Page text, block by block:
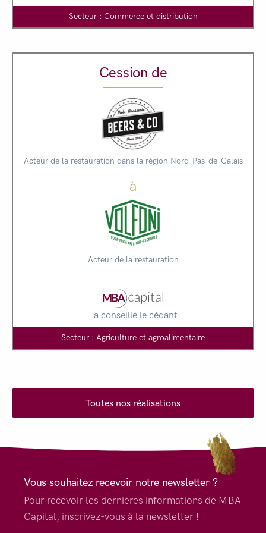
Secteur : Commerce et distribution
Cession de
Acteur de la restauration dans la région Nord-Pas-de-Calais
à
Acteur de la restauration
a conseillé le cédant
Secteur : Agriculture et agroalimentaire
Toutes nos réalisations
Vous souhaitez recevoir notre newsletter ?
Pour recevoir les dernières informations de MBA
Capital, inscrivez-vous à la newsletter !